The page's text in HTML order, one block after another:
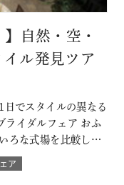
自然・空・
ル発見ツア
でスタイルの異なる
ライダルフェア おふ
ろな式場を比較した
方！にもおすすめな
、空の雰囲気を感じ
ア